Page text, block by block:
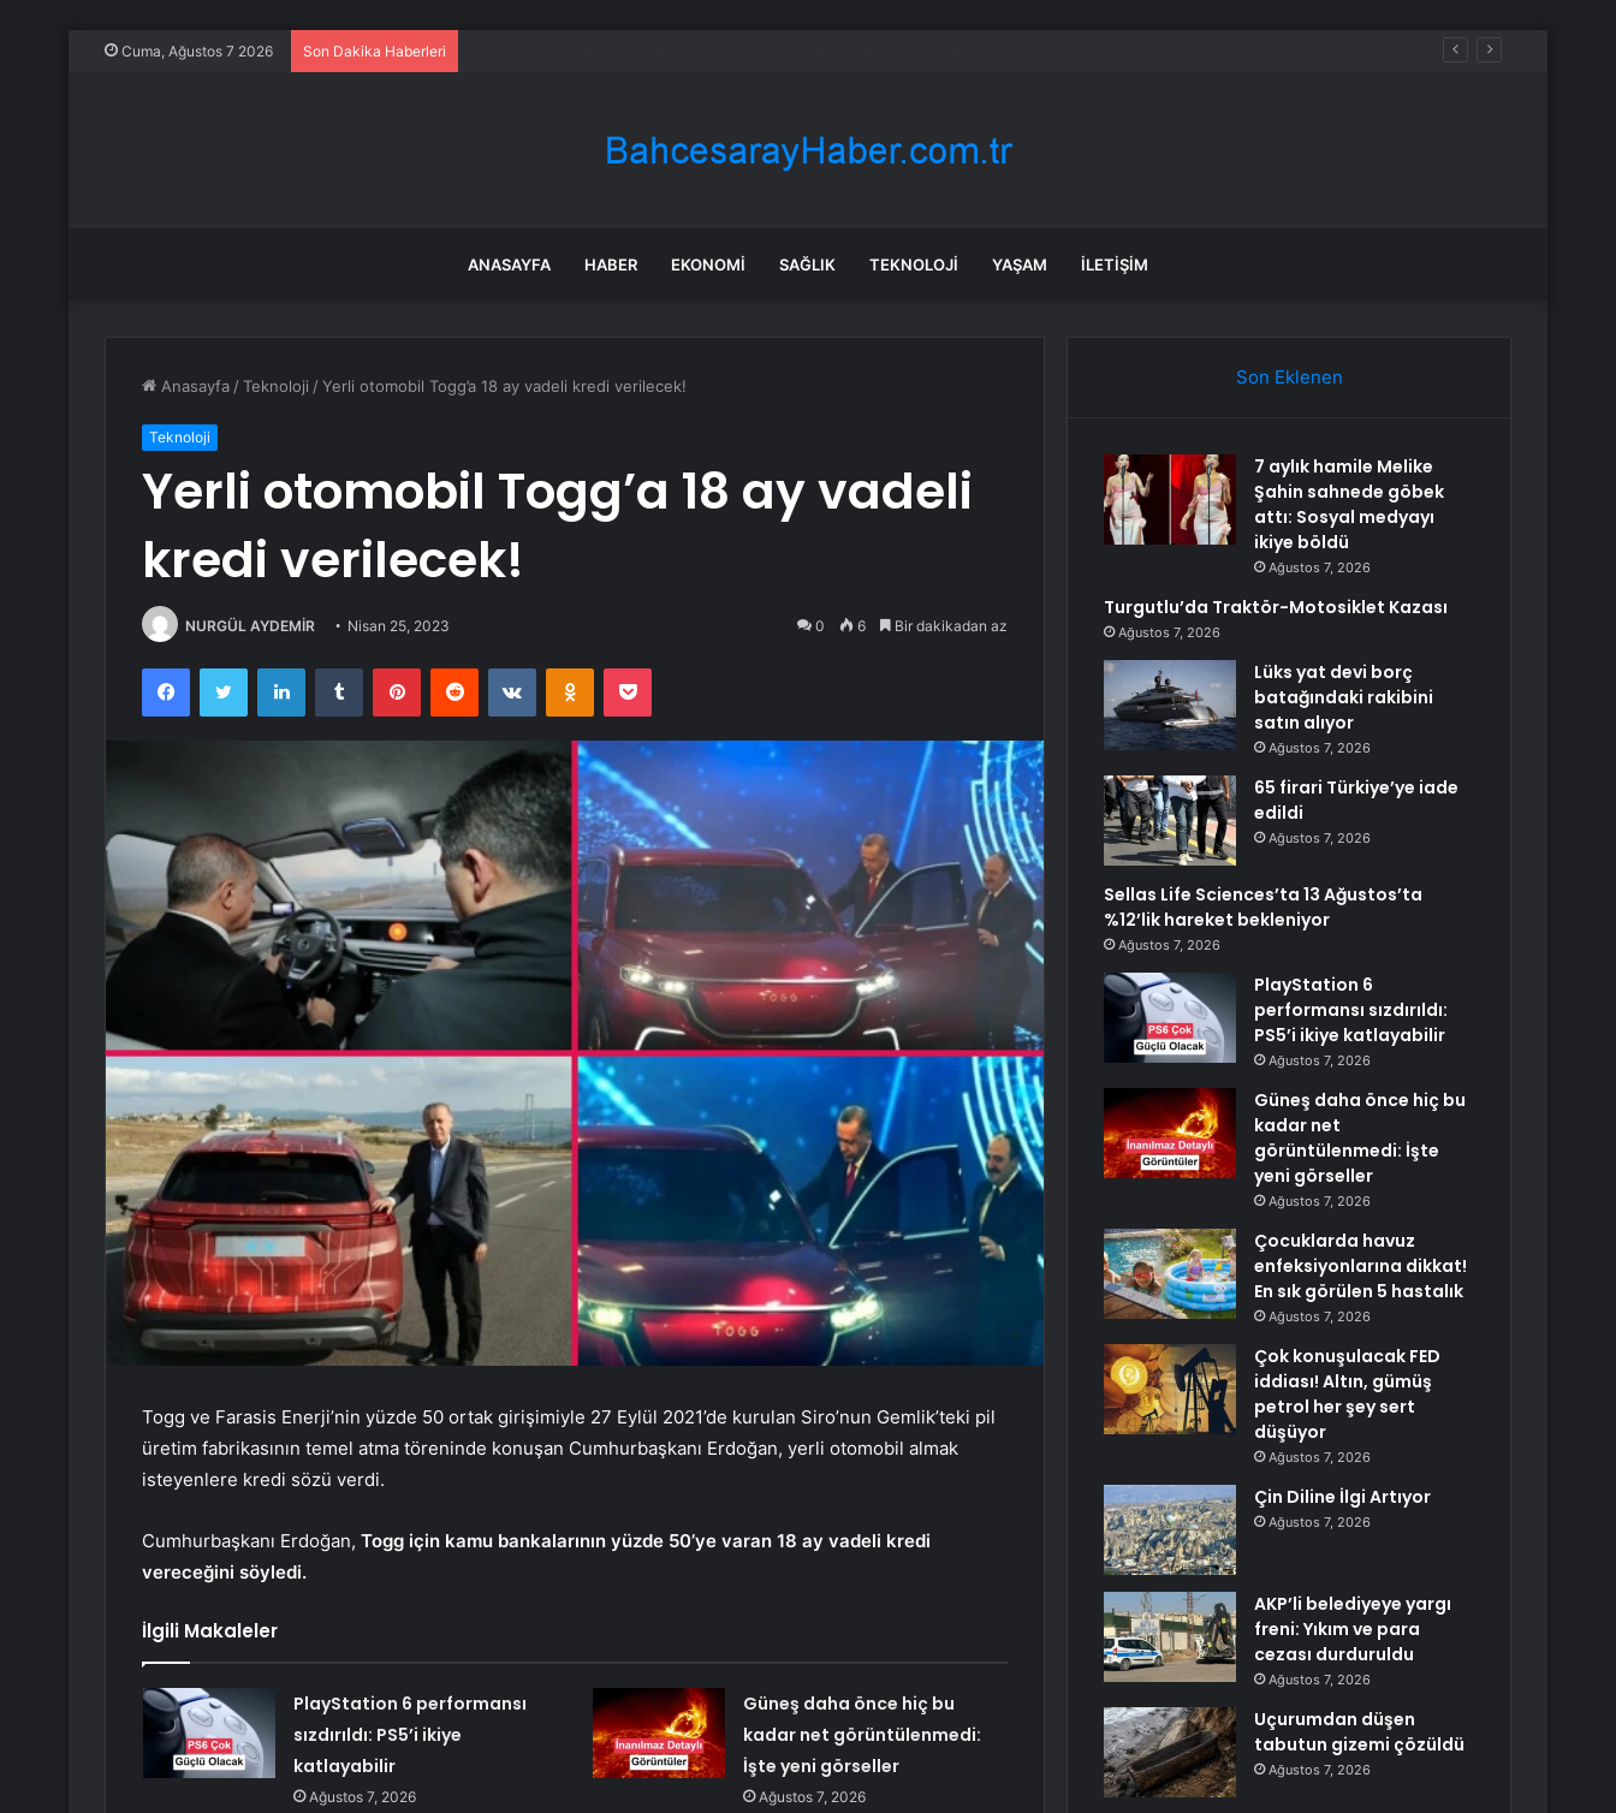
Cuma, Ağustos 7 2026 Son Dakika Haberleri
ANASAYFA HABER EKONOMI SAĞLIK TEKNOLOJI YAŞAM İLETIŞIM
Anasayfa /Teknoloji /Yerli otomobil Togg’a 18 ay vadeli kredi verilecek!
Teknoloji
Yerli otomobil Togg’a 18 ay vadeli
kredi verilecek!
NURGÜL AYDEMİR Nisan 25, 2023 0 6 Bir dakikadan az
FacebookTwitter LinkedInTumblr PinterestReddit VKontakteOdnoklassniki
Pocket
Togg ve Farasis Enerji’nin yüzde 50 ortak girişimiyle 27 Eylül 2021’de kurulan Siro’nun Gemlik’teki pil
üretim fabrikasının temel atma töreninde konuşan Cumhurbaşkanı Erdoğan, yerli otomobil almak
isteyenlere kredi sözü verdi.
Cumhurbaşkanı Erdoğan, Togg için kamu bankalarının yüzde 50’ye varan 18 ay vadeli kredi
vereceğini söyledi.
İlgili Makaleler
PlayStation 6 performansı
sızdırıldı: PS5’i ikiye
katlayabilir
Ağustos 7, 2026
Güneş daha önce hiç bu
kadar net görüntülenmedi:
İşte yeni görseller
Ağustos 7, 2026
Son Eklenen
7 aylık hamile Melike
Şahin sahnede göbek
attı: Sosyal medyayı
ikiye böldü
Ağustos 7, 2026
Turgutlu’da Traktör-Motosiklet Kazası
Ağustos 7, 2026
Lüks yat devi borç
batağındaki rakibini
satın alıyor
Ağustos 7, 2026
65 firari Türkiye’ye iade
edildi
Ağustos 7, 2026
Sellas Life Sciences’ta 13 Ağustos’ta
%12’lik hareket bekleniyor
Ağustos 7, 2026
PlayStation 6
performansı sızdırıldı:
PS5’i ikiye katlayabilir
Ağustos 7, 2026
Güneş daha önce hiç bu
kadar net
görüntülenmedi: İşte
yeni görseller
Ağustos 7, 2026
Çocuklarda havuz
enfeksiyonlarına dikkat!
En sık görülen 5 hastalık
Ağustos 7, 2026
Çok konuşulacak FED
iddiası! Altın, gümüş
petrol her şey sert
düşüyor
Ağustos 7, 2026
Çin Diline İlgi Artıyor
Ağustos 7, 2026
AKP’li belediyeye yargı
freni: Yıkım ve para
cezası durduruldu
Ağustos 7, 2026
Uçurumdan düşen
tabutun gizemi çözüldü
Ağustos 7, 2026